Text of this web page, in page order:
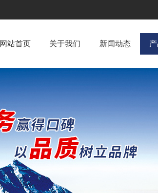
网站首页 关于我们 新闻动态